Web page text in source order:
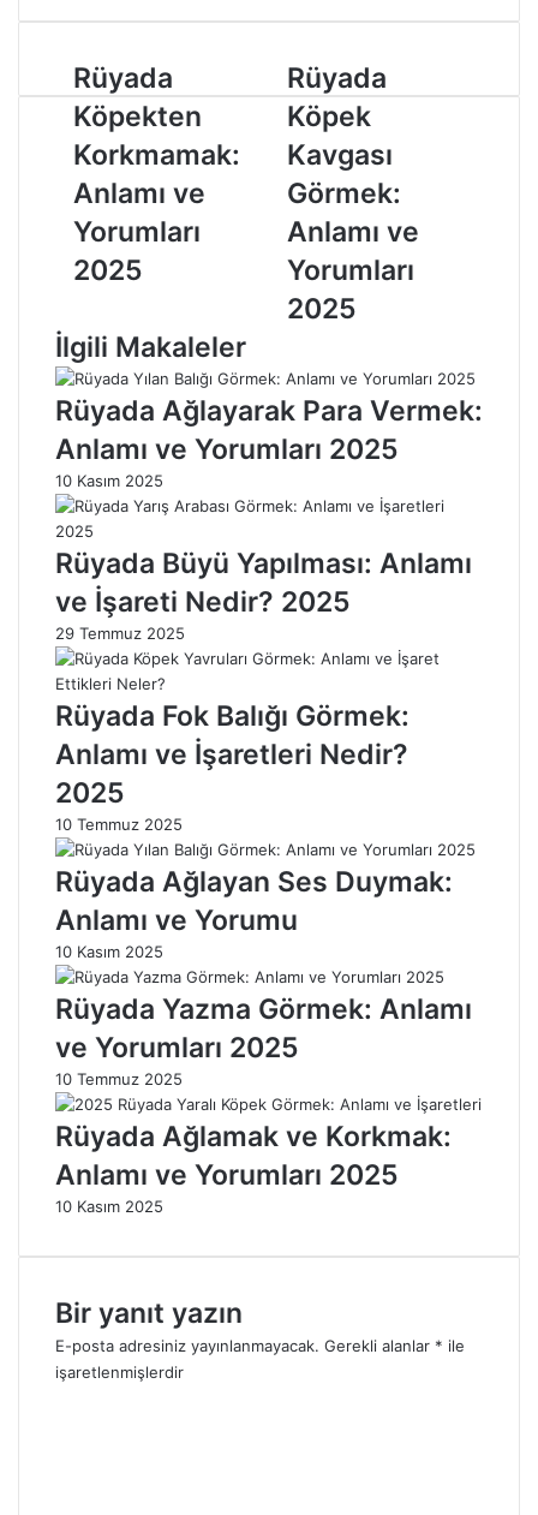
R
ü
y
a
a
K
ö
p
t
e
n
K
o
r
k
m
a
m
a
k
:
A
n
l
a
ı
v
e
Y
r
u
m
l
r
2
0
5
Rüyada
Köpekten
Korkmamak:
Anlamı ve
Yorumları
2025
R
ü
y
a
a
K
ö
p
e
k
a
g
a
ı
ö
r
m
k
l
v
e
o
u
m
a
ı
2
2
Rüyada
Köpek
Kavgası
Görmek:
Anlamı ve
Yorumları
2025
İlgili Makaleler
Rüyada Ağlayarak Para Vermek:
Anlamı ve Yorumları 2025
10 Kasım 2025
Rüyada Büyü Yapılması: Anlamı
ve İşareti Nedir? 2025
29 Temmuz 2025
Rüyada Fok Balığı Görmek:
Anlamı ve İşaretleri Nedir?
2025
10 Temmuz 2025
Rüyada Ağlayan Ses Duymak:
Anlamı ve Yorumu
10 Kasım 2025
Rüyada Yazma Görmek: Anlamı
ve Yorumları 2025
10 Temmuz 2025
Rüyada Ağlamak ve Korkmak:
Anlamı ve Yorumları 2025
10 Kasım 2025
Bir yanıt yazın
E-posta adresiniz yayınlanmayacak. Gerekli alanlar * ile
işaretlenmişlerdir